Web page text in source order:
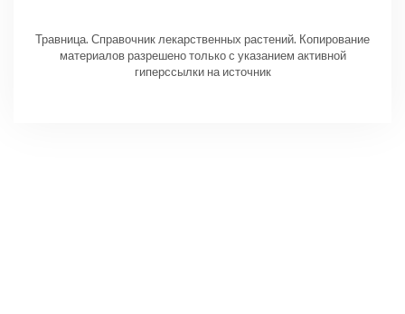
Травница. Справочник лекарственных растений. Копирование
материалов разрешено только с указанием активной
гиперссылки на источник